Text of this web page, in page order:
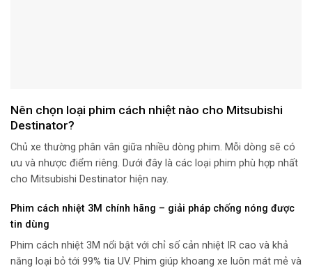
Nên chọn loại phim cách nhiệt nào cho Mitsubishi
Destinator?
Chủ xe thường phân vân giữa nhiều dòng phim. Mỗi dòng sẽ có
ưu và nhược điểm riêng. Dưới đây là các loại phim phù hợp nhất
cho Mitsubishi Destinator hiện nay.
Phim cách nhiệt 3M chính hãng – giải pháp chống nóng được
tin dùng
Phim cách nhiệt 3M nổi bật với chỉ số cản nhiệt IR cao và khả
năng loại bỏ tới 99% tia UV. Phim giúp khoang xe luôn mát mẻ và